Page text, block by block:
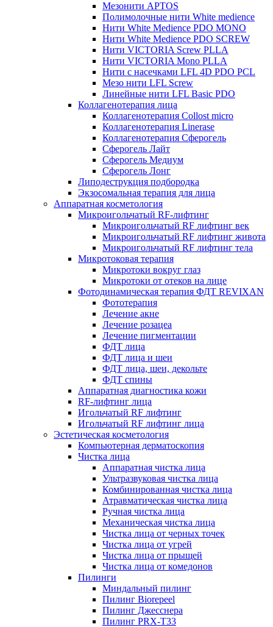
Мезонити APTOS
Полимолочные нити White medience
Нити White Medience PDO MONO
Нити White Medience PDO SCREW
Нити VICTORIA Screw PLLA
Нити VICTORIA Mono PLLA
Нити с насечками LFL 4D PDO PCL
Мезо нити LFL Screw
Линейные нити LFL Basic PDO
Коллагенотерапия лица
Коллагенотерапия Collost micro
Коллагенотерапия Linerase
Коллагенотерапия Сферогель
Сферогель Лайт
Сферогель Медиум
Сферогель Лонг
Липодеструкция подбородка
Экзосомальная терапия для лица
Аппаратная косметология
Микроигольчатый RF-лифтинг
Микроигольчатый RF лифтинг век
Микроигольчатый RF лифтинг живота
Микроигольчатый RF лифтинг тела
Микротоковая терапия
Микротоки вокруг глаз
Микротоки от отеков на лице
Фотодинамическая терапия ФДТ REVIXAN
Фототерапия
Лечение акне
Лечение розацеа
Лечение пигментации
ФДТ лица
ФДТ лица и шеи
ФДТ лица, шеи, декольте
ФДТ спины
Аппаратная диагностика кожи
RF-лифтинг лица
Игольчатый RF лифтинг
Игольчатый RF лифтинг лица
Эстетическая косметология
Компьютерная дерматоскопия
Чистка лица
Аппаратная чистка лица
Ультразвуковая чистка лица
Комбинированная чистка лица
Атравматическая чистка лица
Ручная чистка лица
Механическая чистка лица
Чистка лица от черных точек
Чистка лица от угрей
Чистка лица от прыщей
Чистка лица от комедонов
Пилинги
Миндальный пилинг
Пилинг Biorepeel
Пилинг Джесснера
Пилинг PRX-T33